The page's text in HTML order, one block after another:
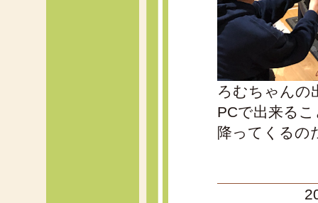
ろむちゃんの
PCで出来る
降ってくるの